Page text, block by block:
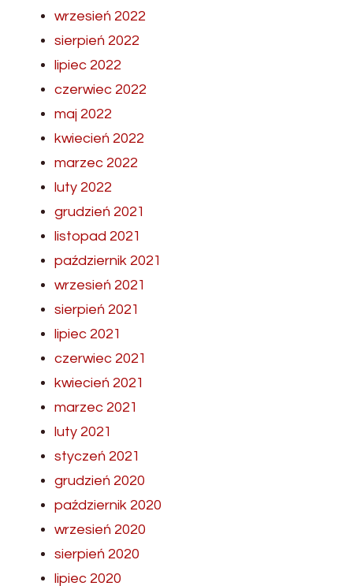
wrzesień 2022
sierpień 2022
lipiec 2022
czerwiec 2022
maj 2022
kwiecień 2022
marzec 2022
luty 2022
grudzień 2021
listopad 2021
październik 2021
wrzesień 2021
sierpień 2021
lipiec 2021
czerwiec 2021
kwiecień 2021
marzec 2021
luty 2021
styczeń 2021
grudzień 2020
październik 2020
wrzesień 2020
sierpień 2020
lipiec 2020